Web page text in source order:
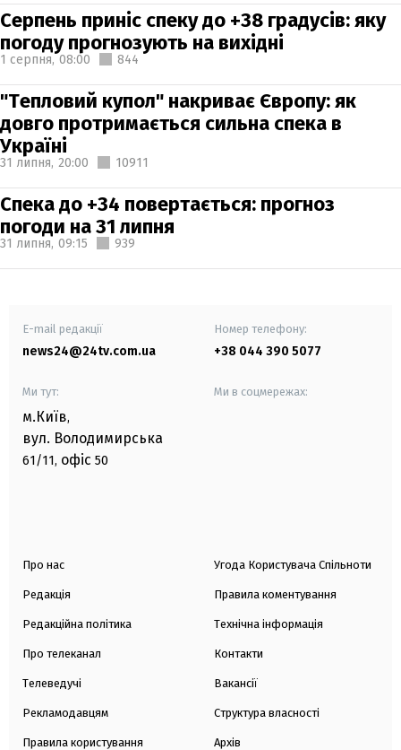
Серпень приніс спеку до +38 градусів: яку
погоду прогнозують на вихідні
1 серпня, 08:00 844
"Тепловий купол" накриває Європу: як
довго протримається сильна спека в
Україні
31 липня, 20:00 10911
Спека до +34 повертається: прогноз
погоди на 31 липня
31 липня, 09:15 939
E-mail редакції
news24@24tv.com.ua
Номер телефону:
+38 044 390 5077
Ми тут:
м.Київ,
вул. Володимирська
61/11, офіс 50
Ми в соцмережах:
Про нас
Редакція
Редакційна політика
Про телеканал
Телеведучі
Рекламодавцям
Правила користування
Угода Користувача Спільноти
Правила коментування
Технічна інформація
Контакти
Вакансії
Структура власності
Архів